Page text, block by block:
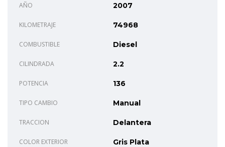
AÑO 2007
KILOMETRAJE 74968
COMBUSTIBLE Diesel
CILINDRADA 2.2
POTENCIA 136
TIPO CAMBIO Manual
TRACCION Delantera
COLOR EXTERIOR Gris Plata